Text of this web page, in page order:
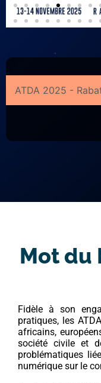
ATDA 2025 -
Mot du
Fidèle à son
pratiques, les
africains,
société civile et
problématiques
numérique sur le